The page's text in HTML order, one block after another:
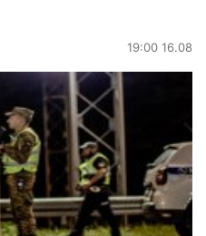
19:00 16.08